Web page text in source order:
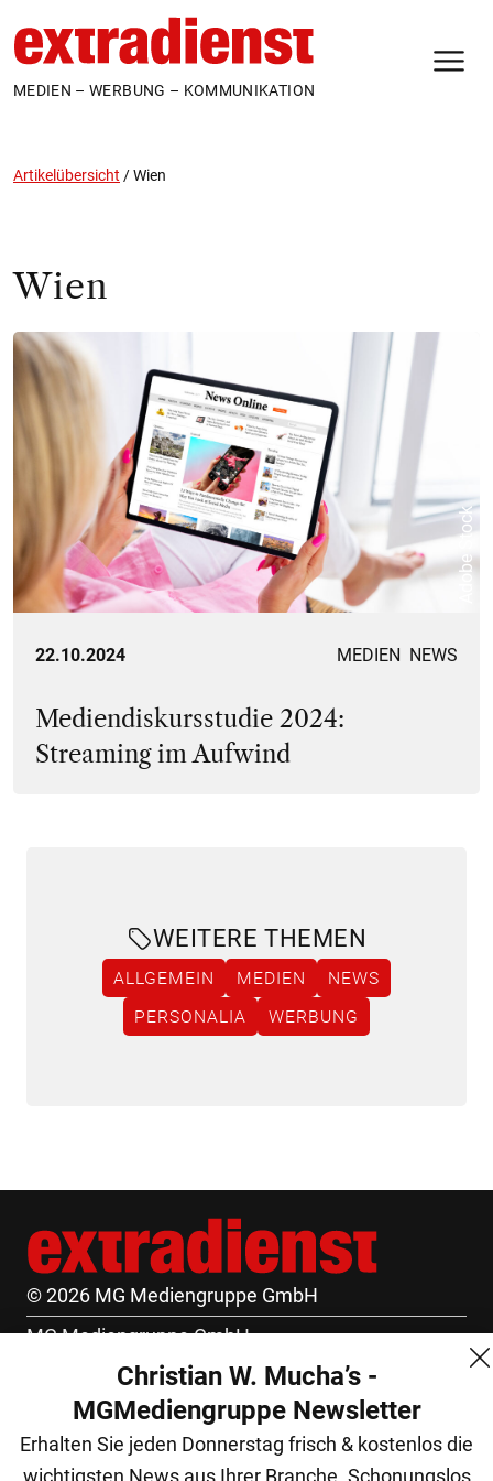
MEDIEN – WERBUNG – KOMMUNIKATION
Artikelübersicht /Wien
Wien
Adobe Stock
22.10.2024 MEDIEN NEWS
Mediendiskursstudie 2024:
Streaming im Aufwind
WEITERE THEMEN
ALLGEMEIN MEDIEN
NEWS
PERSONALIA
WERBUNG
© 2026 MG Mediengruppe GmbH
MG Mediengruppe GmbH
Burgring 1/7
1010 Wien
+43 (1) 522 14 14
Christian W. Mucha’s -
MGMediengruppe Newsletter
Erhalten Sie jeden Donnerstag frisch & kostenlos die
wichtigsten News aus Ihrer Branche. Schonungslos